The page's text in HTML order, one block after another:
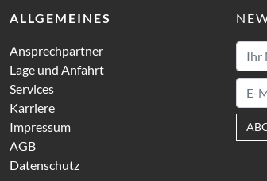
ALLGEMEINES
Ansprechpartner
Lage und Anfahrt
Services
Karriere
Impressum
AGB
Datenschutz